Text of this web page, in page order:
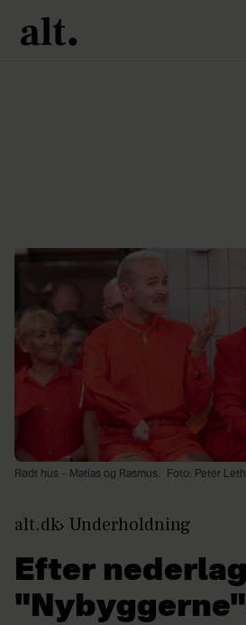
Rødt hus – Matias og Rasmus. Foto: Peter
alt.dk Underholdning
Efter